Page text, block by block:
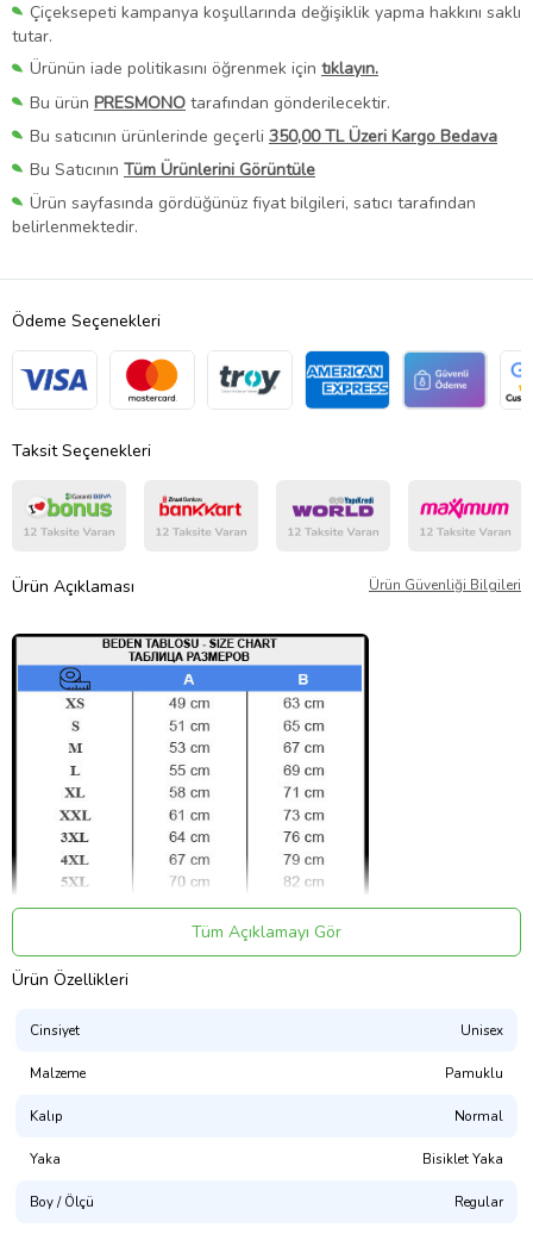
Çiçeksepeti kampanya koşullarında değişiklik yapma hakkını saklı
tutar.
Ürünün iade politikasını öğrenmek için tıklayın.
Bu ürün PRESMONO tarafından gönderilecektir.
Bu satıcının ürünlerinde geçerli 350,00 TL Üzeri Kargo Bedava
Bu Satıcının Tüm Ürünlerini Görüntüle
Ürün sayfasında gördüğünüz fiyat bilgileri, satıcı tarafından
belirlenmektedir.
Ödeme Seçenekleri
Taksit Seçenekleri
Ürün Açıklaması Ürün Güvenliği Bilgileri
Presmono
Tüm Açıklamayı Gör
Ürün Özellikleri
Cinsiyet Unisex
Malzeme Pamuklu
Kalıp Normal
Yaka Bisiklet Yaka
Boy / Ölçü Regular